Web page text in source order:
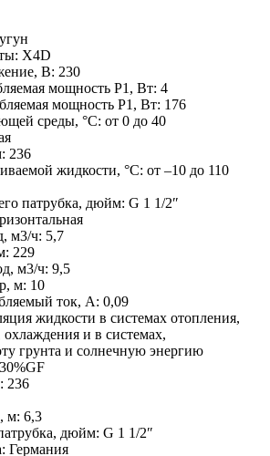
X4D
В: 230
мощность Р1, Вт: 4
мощность Р1, Вт: 176
среды, °C: от 0 до 40
236
жидкости, °C: от –10 до 110
патрубка, дюйм: G 1 1/2″
м3/ч: 5,7
229
м3/ч: 9,5
м: 10
ток, А: 0,09
жидкости в системах отопления,
и в системах,
грунта и солнечную энергию
236
м: 6,3
дюйм: G 1 1/2″
Германия